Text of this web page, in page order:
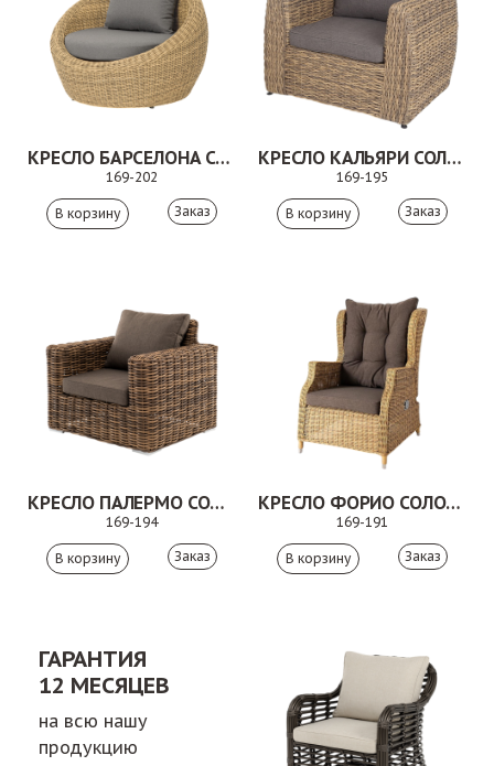
КРЕСЛО БАРСЕЛОНА СОЛОМЕННЫЙ
169-202
Заказ
КРЕСЛО КАЛЬЯРИ СОЛОМЕННЫЙ
169-195
Заказ
КРЕСЛО ПАЛЕРМО СОЛОМЕННЫЙ
169-194
Заказ
КРЕСЛО ФОРИО СОЛОМЕННЫЙ
169-191
Заказ
ГАРАНТИЯ
12 МЕСЯЦЕВ
на всю нашу
продукцию